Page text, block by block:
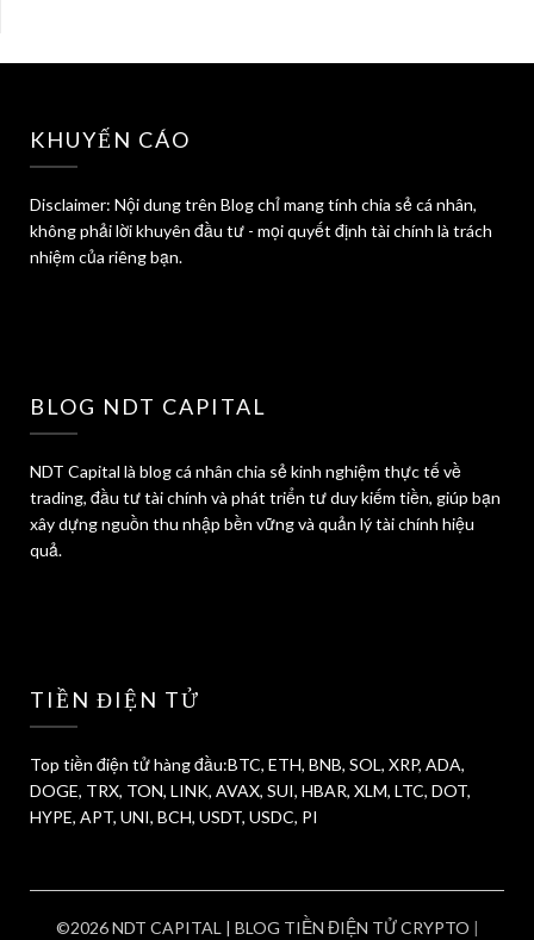
KHUYẾN CÁO
Disclaimer: Nội dung trên Blog chỉ mang tính chia sẻ cá nhân,
không phải lời khuyên đầu tư - mọi quyết định tài chính là trách
nhiệm của riêng bạn.
BLOG NDT CAPITAL
NDT Capital là blog cá nhân chia sẻ kinh nghiệm thực tế về
trading, đầu tư tài chính và phát triển tư duy kiếm tiền, giúp bạn
xây dựng nguồn thu nhập bền vững và quản lý tài chính hiệu
quả.
TIỀN ĐIỆN TỬ
Top tiền điện tử hàng đầu:BTC, ETH, BNB, SOL, XRP, ADA,
DOGE, TRX, TON, LINK, AVAX, SUI, HBAR, XLM, LTC, DOT,
HYPE, APT, UNI, BCH, USDT, USDC, PI
©2026 NDT CAPITAL | BLOG TIỀN ĐIỆN TỬ CRYPTO |